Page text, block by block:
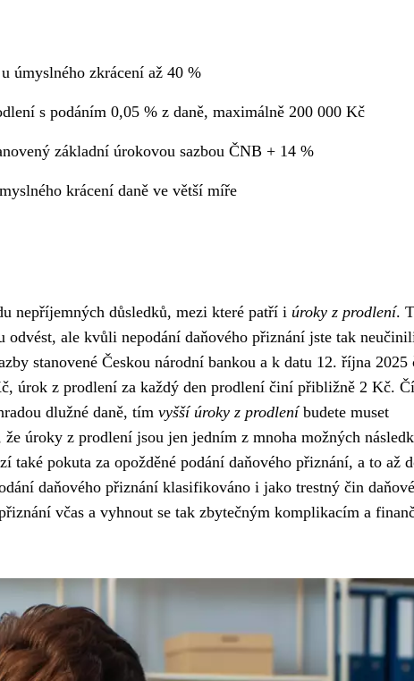
úmyslného zkrácení až 40 %
s podáním 0,05 % z daně, maximálně 200 000 Kč
základní úrokovou sazbou ČNB + 14 %
krácení daně ve větší míře
nepříjemných důsledků, mezi které patří i úroky z prodlení.
ale kvůli nepodání daňového přiznání jste tak
stanovené Českou národní bankou a k datu 12. října 2025
úrok z prodlení za každý den prodlení činí přibližně 2 Kč.
dlužné daně, tím vyšší úroky z prodleníbudete muset
úroky z prodlení jsou jen jedním z mnoha možných
také pokuta za opožděné podání daňového přiznání, a to až
daňového přiznání klasifikováno i jako trestný čin daňové
včas a vyhnout se tak zbytečným komplikacím a